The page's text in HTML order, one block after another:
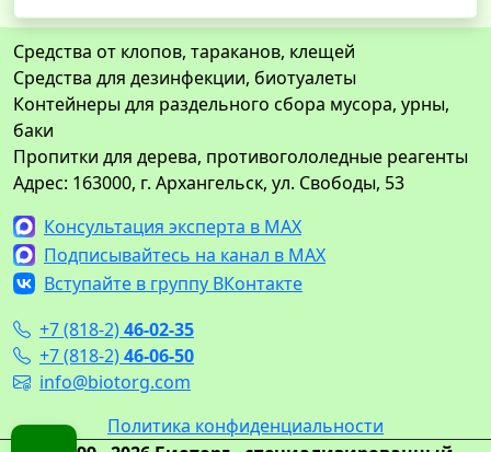
Средства от клопов, тараканов, клещей
Средства для дезинфекции, биотуалеты
Контейнеры для раздельного сбора мусора, урны,
баки
Пропитки для дерева, противогололедные реагенты
Адрес: 163000, г. Архангельск, ул. Свободы, 53
Консультация эксперта в MAX
Подписывайтесь на канал в MAX
Вступайте в группу ВКонтакте
+7 (818-2)46-02-35
+7 (818-2)46-06-50
info@biotorg.com
Политика конфиденциальности